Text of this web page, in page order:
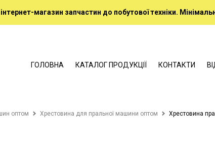
магазин запчастин до побутової техніки.
ГОЛОВНА КАТАЛОГ ПРОДУКЦІЇ КОНТАКТИ
оптом Хрестовина для пральної машини оптом Хрестовина